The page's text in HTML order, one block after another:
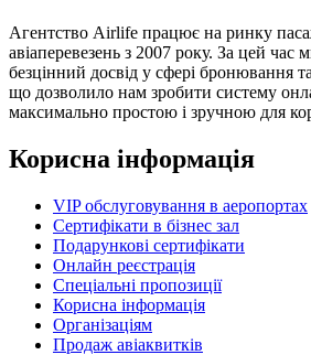
Агентство Airlife працює на ринку
авіаперевезень з 2007 року. За цей час
безцінний досвід у сфері бронювання
що дозволило нам зробити систему
максимально простою і зручною для
Корисна інформація
VIP обслуговування в аеропортах
Сертифікати в бізнес зал
Подарункові сертифікати
Онлайн реєстрація
Спеціальні пропозиції
Корисна інформація
Організаціям
Продаж авіаквитків